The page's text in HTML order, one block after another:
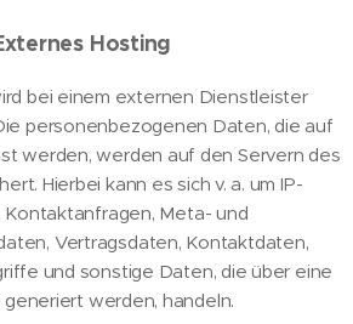
Hosting
bei einem externen Dienstleister
personenbezogenen Daten, die auf
werden, werden auf den Servern des
Hierbei kann es sich v. a. um IP-
Kontaktanfragen, Meta- und
Vertragsdaten, Kontaktdaten,
und sonstige Daten, die über eine
werden, handeln.